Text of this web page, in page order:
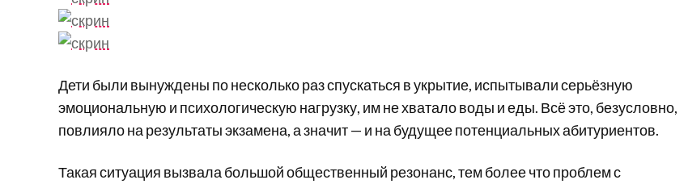
Дети были вынуждены по несколько раз спускаться в укрытие, испытывали серьёзную
эмоциональную и психологическую нагрузку, им не хватало воды и еды. Всё это, безусловно,
повлияло на результаты экзамена, а значит — и на будущее потенциальных абитуриентов.
Такая ситуация вызвала большой общественный резонанс, тем более что проблем с